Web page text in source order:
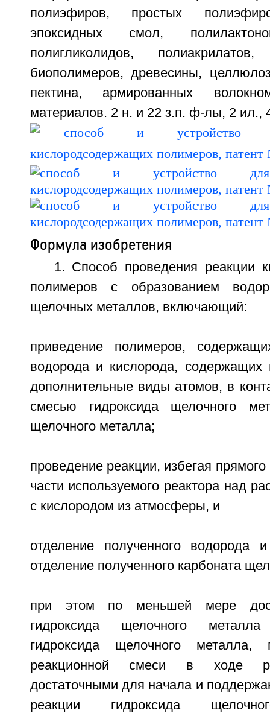
полиэфиров, простых
эпоксидных смол,
полигликолидов, полиакрилатов,
биополимеров, древесины,
пектина, армированных
материалов. 2 н. и 22 з.п. ф-лы, 2 ил.,
Формула изобретения
1. Способ проведения реакции
полимеров с образованием
щелочных металлов, включающий:
приведение полимеров,
водорода и кислорода,
дополнительные виды атомов, в
смесью гидроксида щелочного
щелочного металла;
проведение реакции, избегая прямого
части используемого реактора над
с кислородом из атмосферы, и
отделение полученного водорода
отделение полученного карбоната
при этом по меньшей мере
гидроксида щелочного
гидроксида щелочного металла,
реакционной смеси в ходе
достаточными для начала и
реакции гидроксида